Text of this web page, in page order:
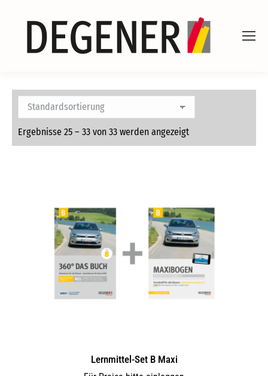
Ergebnisse 25 – 33 von 33 werden angezeigt
Lernmittel-Set B Maxi